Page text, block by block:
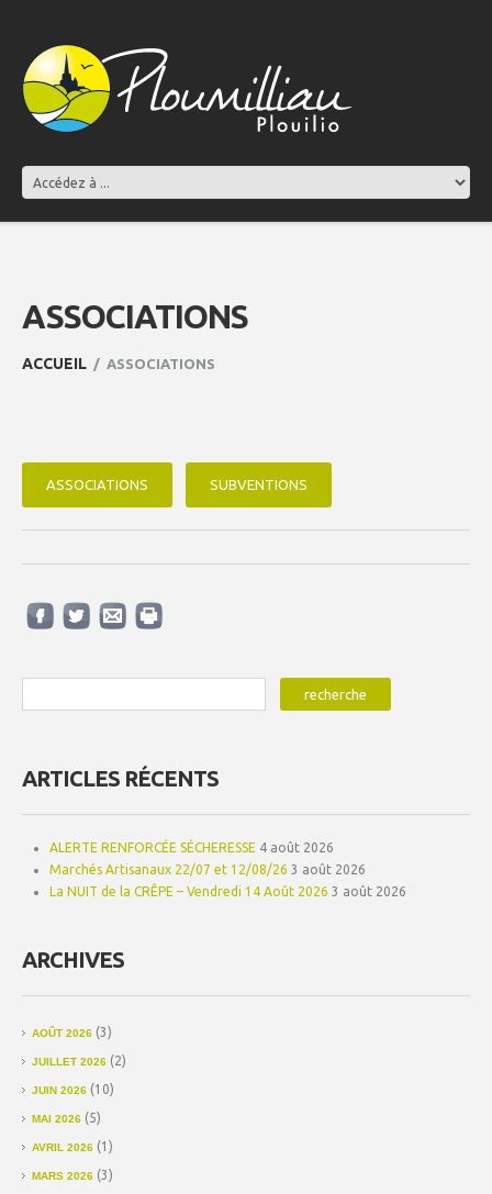
ASSOCIATIONS
ACCUEIL ASSOCIATIONS
ASSOCIATIONS SUBVENTIONS
ARTICLES RÉCENTS
ALERTE RENFORCÉE SÉCHERESSE 4 août 2026
Marchés Artisanaux 22/07 et 12/08/26 3 août 2026
La NUIT de la CRÊPE – Vendredi 14 Août 2026 3 août 2026
ARCHIVES
AOÛT 2026 (3)
JUILLET 2026 (2)
JUIN 2026 (10)
MAI 2026 (5)
AVRIL 2026 (1)
MARS 2026 (3)